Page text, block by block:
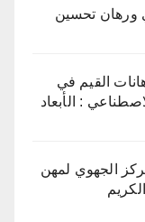
ورهان تحسين
القيم في
: الأبعاد
الجهوي لمهن